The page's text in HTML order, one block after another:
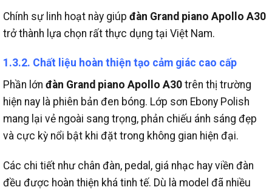
Chính sự linh hoạt này giúp đàn Grand piano Apollo A30
trở thành lựa chọn rất thực dụng tại Việt Nam.
1.3.2. Chất liệu hoàn thiện tạo cảm giác cao cấp
Phần lớn đàn Grand piano Apollo A30 trên thị trường
hiện nay là phiên bản đen bóng. Lớp sơn Ebony Polish
mang lại vẻ ngoài sang trọng, phản chiếu ánh sáng đẹp
và cực kỳ nổi bật khi đặt trong không gian hiện đại.
Các chi tiết như chân đàn, pedal, giá nhạc hay viền đàn
đều được hoàn thiện khá tinh tế. Dù là model đã nhiều